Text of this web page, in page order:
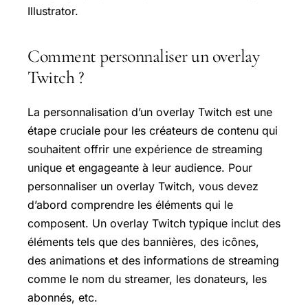
Illustrator.
Comment personnaliser un overlay
Twitch ?
La personnalisation d’un overlay Twitch est une
étape cruciale pour les créateurs de contenu qui
souhaitent offrir une expérience de streaming
unique et engageante à leur audience. Pour
personnaliser un overlay Twitch, vous devez
d’abord comprendre les éléments qui le
composent. Un overlay Twitch typique inclut des
éléments tels que des bannières, des icônes,
des animations et des informations de streaming
comme le nom du streamer, les donateurs, les
abonnés, etc.